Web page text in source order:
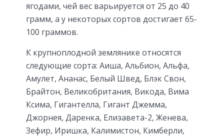
ягодами, чей вес варьируется от 25 до 40
грамм, а у некоторых сортов достигает 65-
100 граммов.
К крупноплодной землянике относятся
следующие сорта: Аиша, Альбион, Альфа,
Амулет, Ананас, Белый Швед, Блэк Свон,
Брайтон, Великобритания, Викода, Вима
Ксима, Гигантелла, Гигант Джемма,
Джорнея, Даренка, Елизавета-2, Женева,
Зефир, Иришка, Калимистон, Кимберли,